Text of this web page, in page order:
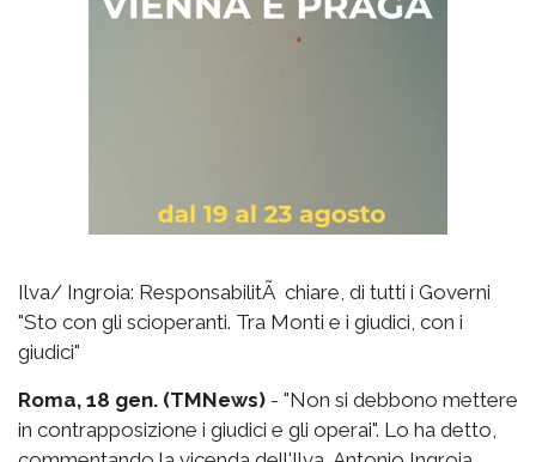
Ilva/ Ingroia: ResponsabilitÃ chiare, di tutti i Governi
"Sto con gli scioperanti. Tra Monti e i giudici, con i
giudici"
Roma, 18 gen. (TMNews) - "Non si debbono mettere
in contrapposizione i giudici e gli operai". Lo ha detto,